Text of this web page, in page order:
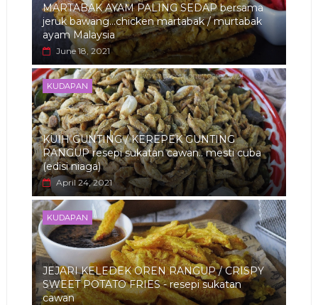
MARTABAK AYAM PALING SEDAP bersama
jeruk bawang...chicken martabak / murtabak
ayam Malaysia
June 18, 2021
KUDAPAN
KUIH GUNTING / KEREPEK GUNTING
RANGUP resepi sukatan cawan.. mesti cuba
(edisi niaga)
April 24, 2021
KUDAPAN
JEJARI KELEDEK OREN RANGUP / CRISPY
SWEET POTATO FRIES - resepi sukatan
cawan